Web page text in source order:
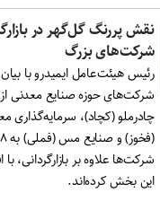
شرکت‌های بزرگ
رئیس هیئت‌عامل ایمیدرو با بیان
شرکت‌های حوزه صنایع معدنی از
چادرملو (کچاد)، سرمایه‌گذاری
شرکت‌ها علاوه بر بازارگردانی،
این بخش کرده‌اند.